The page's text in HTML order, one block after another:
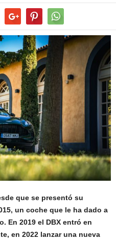
que se presentó su
un coche que le ha dado a
En 2019 el DBX entró en
en 2022 lanzar una nueva